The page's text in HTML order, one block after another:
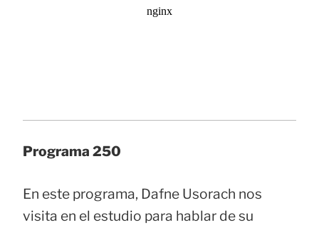
Programa 250
En este programa, Dafne Usorach nos
visita en el estudio para hablar de su